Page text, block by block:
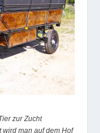
zur Zucht
man auf dem Hof
Gänsefamilie. Der
In Haag am
Bierwagenfahren.